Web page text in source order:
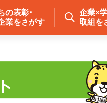
の表彰･
業をさがす
企業×
取組を